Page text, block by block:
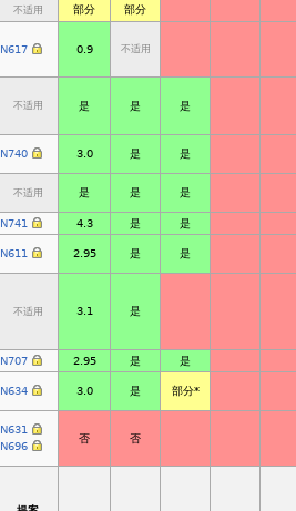
不适用 部分
部分
N617 0.9 不适用
不适用 是 是 是
N740 3.0 是 是
不适用 是 是 是
N741 4.3 是
是
N611 2.95 是 是
不适用 3.1 是
N707 2.95 是
是
N634 3.0 是 部分*
N631
N696
否 否